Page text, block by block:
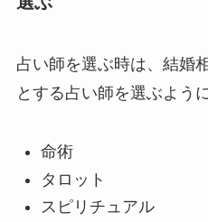
占い師を選ぶ時は、結婚
とする占い師を選ぶよう
命術
タロット
スピリチュアル